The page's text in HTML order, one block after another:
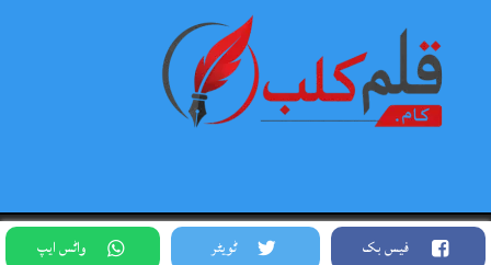
فیس بک ٹویٹر واٹس ایپ
Copyright © 2026-2027, Qalam Club All Rights Reserved. Theme
Designed By Siddique Meo #03334456813